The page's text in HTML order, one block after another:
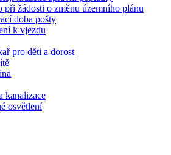
při žádosti o změnu územního plánu
doba pošty
k vjezdu
pro děti a dorost
kanalizace
osvětlení